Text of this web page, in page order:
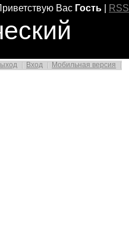
Вас Гость RSS
Вход Мобильная версия